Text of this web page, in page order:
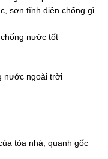
sơn tĩnh điện chống gỉ
nước tốt
nước ngoài trời
tòa nhà, quanh gốc